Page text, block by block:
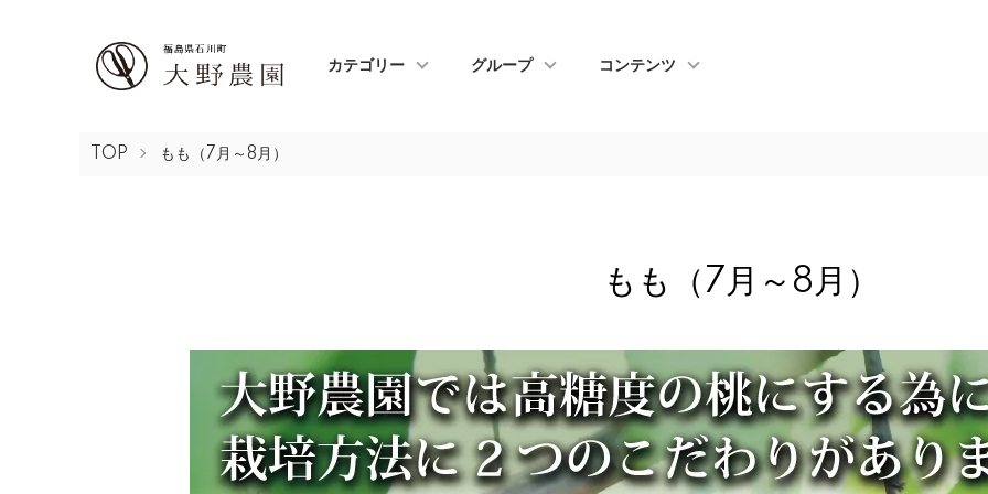
カテゴリー グループ コンテンツ
TOP もも（7月～8月）
もも（7月～8月）